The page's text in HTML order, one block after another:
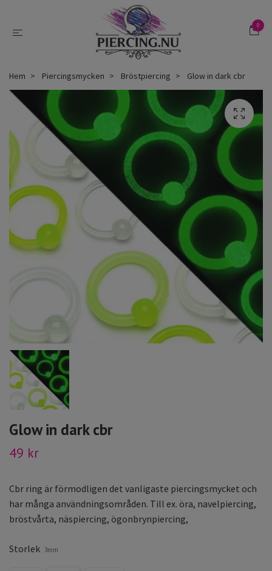
0
Hem Piercingsmycken Bröstpiercing Glow in dark cbr
Glow in dark cbr
49 kr
Cbr ring är förmodligen det vanligaste piercingsmycket och
har många användningsområden. Till ex. öra, navelpiercing,
bröstvårta, näspiercing, ögonbrynpiercing,
Storlek 3mm